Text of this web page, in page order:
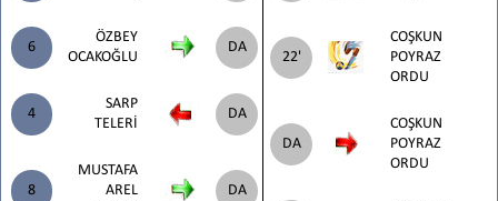
6
ÖZBEY
OCAKOĞLU
DA
4
SARP
TELERİ
DA
8
MUSTAFA
AREL
DA
22'
COŞKUN
POYRAZ
ORDU
DA
COŞKUN
POYRAZ
ORDU